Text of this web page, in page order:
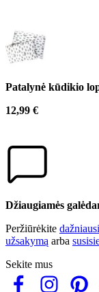
Patalynė kūdikio
12,99 €
Džiaugiamės
Peržiūrėkite
užsakymą arba
Sekite mus